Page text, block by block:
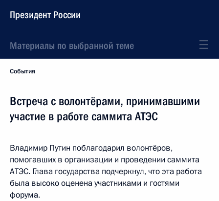
Президент России
Материалы по выбранной теме
События
Встреча с волонтёрами, принимавшими
участие в работе саммита АТЭС
Владимир Путин поблагодарил волонтёров,
помогавших в организации и проведении саммита
АТЭС. Глава государства подчеркнул, что эта работа
была высоко оценена участниками и гостями
форума.